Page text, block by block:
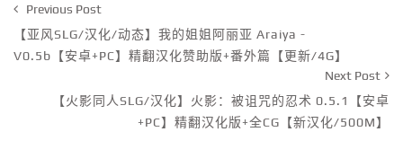
Previous Post
【亚风SLG/汉化/动态】我的姐姐阿丽亚 Araiya -
V0.5b【安卓+PC】精翻汉化赞助版+番外篇【更新/4G】
Next Post
【火影同人SLG/汉化】火影：被诅咒的忍术 0.5.1【安卓
+PC】精翻汉化版+全CG【新汉化/500M】